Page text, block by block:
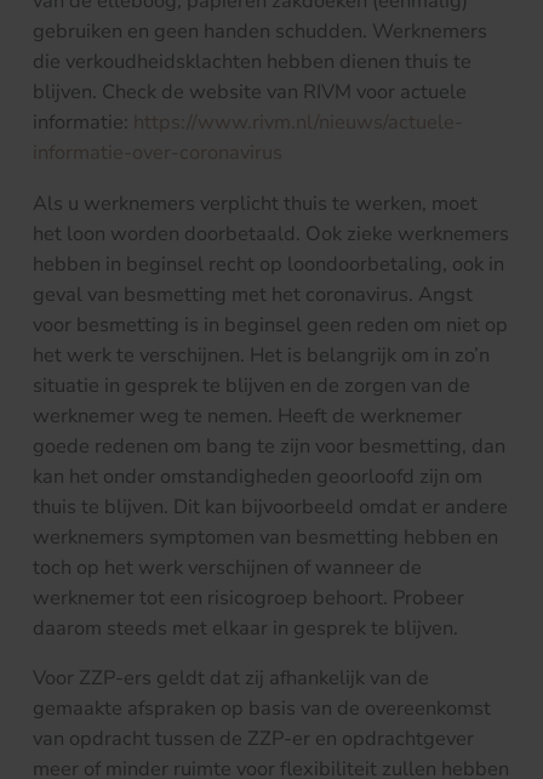
gebruiken en geen handen schudden. Werknemers
die verkoudheidsklachten hebben dienen thuis te
blijven. Check de website van RIVM voor actuele
informatie: https://www.rivm.nl/nieuws/actuele-
informatie-over-coronavirus
Als u werknemers verplicht thuis te werken, moet
het loon worden doorbetaald. Ook zieke werknemers
hebben in beginsel recht op loondoorbetaling, ook in
geval van besmetting met het coronavirus. Angst
voor besmetting is in beginsel geen reden om niet op
het werk te verschijnen. Het is belangrijk om in zo’n
situatie in gesprek te blijven en de zorgen van de
werknemer weg te nemen. Heeft de werknemer
goede redenen om bang te zijn voor besmetting, dan
kan het onder omstandigheden geoorloofd zijn om
thuis te blijven. Dit kan bijvoorbeeld omdat er andere
werknemers symptomen van besmetting hebben en
toch op het werk verschijnen of wanneer de
werknemer tot een risicogroep behoort. Probeer
daarom steeds met elkaar in gesprek te blijven.
Voor ZZP-ers geldt dat zij afhankelijk van de
gemaakte afspraken op basis van de overeenkomst
van opdracht tussen de ZZP-er en opdrachtgever
meer of minder ruimte voor flexibiliteit zullen hebben